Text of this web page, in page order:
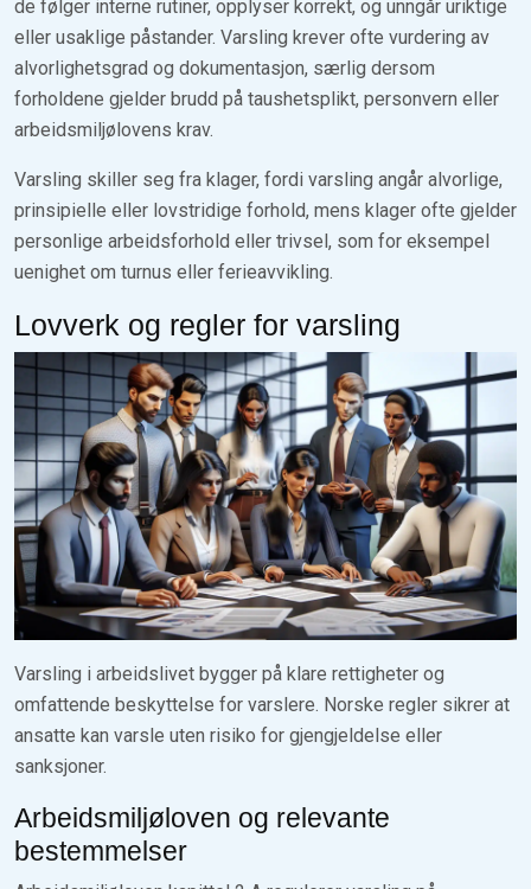
de følger interne rutiner, opplyser korrekt, og unngår uriktige
eller usaklige påstander. Varsling krever ofte vurdering av
alvorlighetsgrad og dokumentasjon, særlig dersom
forholdene gjelder brudd på taushetsplikt, personvern eller
arbeidsmiljølovens krav.
Varsling skiller seg fra klager, fordi varsling angår alvorlige,
prinsipielle eller lovstridige forhold, mens klager ofte gjelder
personlige arbeidsforhold eller trivsel, som for eksempel
uenighet om turnus eller ferieavvikling.
Lovverk og regler for varsling
Varsling i arbeidslivet bygger på klare rettigheter og
omfattende beskyttelse for varslere. Norske regler sikrer at
ansatte kan varsle uten risiko for gjengjeldelse eller
sanksjoner.
Arbeidsmiljøloven og relevante
bestemmelser